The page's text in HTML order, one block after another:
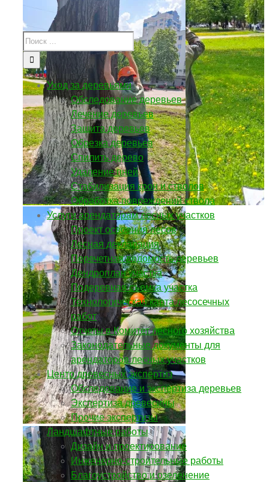
Уход за деревьями
Обследование деревьев
Лечение деревьев
Защита деревьев
Обрезка деревьев
Спилить дерево
Удаление пней
Стабилизация крон и стволов
Обработка повреждений ствола
Услуги арендаторам лесных участков
Проект освоения лесов
Лесная декларация
Перечетная ведомость деревьев
Дендроплан участка
Подеревная съемка участка
Технологическая карта лесосечных
работ
Отчеты в Комитет лесного хозяйства
Законодательные документы для
арендаторов лесных участков
Центр древесных экспертиз
Обследование и экспертиза деревьев
Экспертиза древесины
Прочие экспертизы
Ландшафтные работы
Дизайн и проектирование
Инженерно-строительные работы
Благоустройство и озеленение